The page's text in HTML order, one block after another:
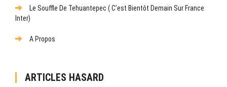
Le Souffle De Tehuantepec ( C’est Bientôt Demain Sur France
Inter)
A Propos
ARTICLES HASARD